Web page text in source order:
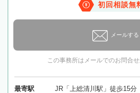
初回相談無
メールする
この事務所はメールでのお問合せ
最寄駅 JR「上総清川駅」徒歩15分